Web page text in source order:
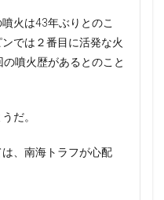
火は43年ぶりとのこ
では２番目に活発な火
噴火歴があるとのこと
だ。
、南海トラフが心配